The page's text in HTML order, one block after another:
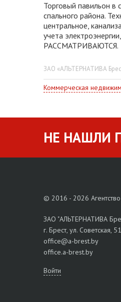
Торговый павильон
спального района.
центральное,
учета
РАССМАТРИВАЮТСЯ.
ЗАО «АЛЬТЕРНАТИВА
Коммерческая
НЕ НАШЛИ
© 2016 - 2026
ЗАО "АЛЬТЕРНАТИВА
г. Брест, ул. Советская,
office@a-brest.by
office.a-brest.by
Войти